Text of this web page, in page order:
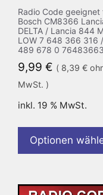
Radio Code geeignet
Bosch CM8366
DELTA / Lancia 844
LOW 7 648 366 316
489 678 0
9,99 € ( 8,39 €
MwSt. )
inkl. 19 % MwSt.
Optionen